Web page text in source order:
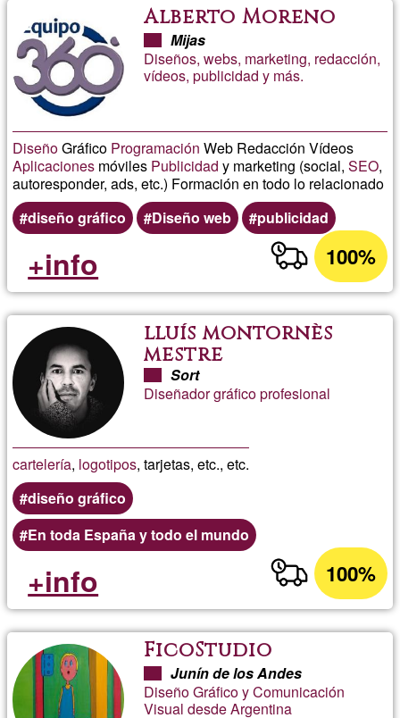
Alberto Moreno
Mijas
Diseños, webs, marketing, redacción,
vídeos, publicidad y más.
DiseñoGráfico Programación Web Redacción Vídeos
Aplicaciones móviles Publicidad y marketing (social,SEO,
autoresponder, ads, etc.) Formación en todo lo relacionado
diseño gráfico
Diseño web publicidad
100%
+info
lluís montornès
mestre
Sort
Diseñador gráfico profesional
cartelería, logotipos, tarjetas, etc., etc.
diseño gráfico
En toda España y todo el mundo
100%
+info
FicoStudio
Junín de los Andes
Diseño Gráfico y Comunicación
Visual desde Argentina